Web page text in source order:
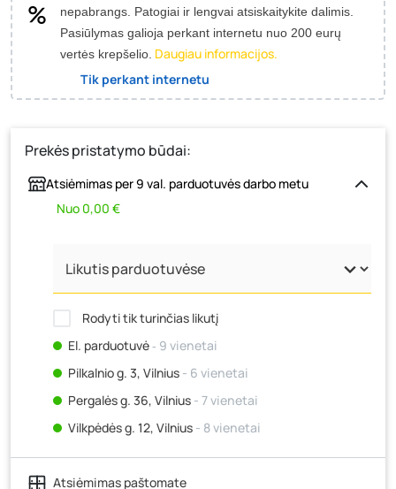
nepabrangs. Patogiai ir lengvai atsiskaitykite dalimis.
Pasiūlymas galioja perkant internetu nuo 200 eurų
vertės krepšelio. Daugiau informacijos.
Tik perkant internetu
Prekės pristatymo būdai:
Atsiėmimas per 9 val. parduotuvės darbo metu
Nuo 0,00 €
Rodyti tik turinčias likutį
El. parduotuvė‐ 9 vienetai
Pilkalnio g. 3, Vilnius - 6 vienetai
Pergalės g. 36, Vilnius - 7 vienetai
Vilkpėdės g. 12, Vilnius - 8 vienetai
Ateities g. 15, Vilnius- 13 vienetų
Kauno r., Narsiečių k., Vytauto g. 183, Kaunas
Atsiėmimas paštomate